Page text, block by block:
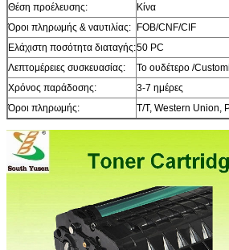
Θέση προέλευσης:
Κίνα
Όροι πληρωμής & ναυτιλίας: FOB/CNF/CIF
Ελάχιστη ποσότητα διαταγής:50 PC
Λεπτομέρειες συσκευασίας:
Το ουδέτερο /
Χρόνος παράδοσης:
3-7 ημέρες
Όροι πληρωμής:
T/T, Western Union,